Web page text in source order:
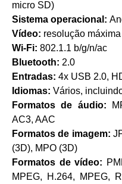
micro SD)
Sistema operacional:
Vídeo: resolução
Wi-Fi: 802.1.1 b/g/n/ac
Bluetooth: 2.0
Entradas: 4x USB 2.0,
Idiomas: Vários,
Formatos de áudio:
AC3, AAC
Formatos de imagem:
(3D), MPO (3D)
Formatos de vídeo:
MPEG, H.264, MPEG,